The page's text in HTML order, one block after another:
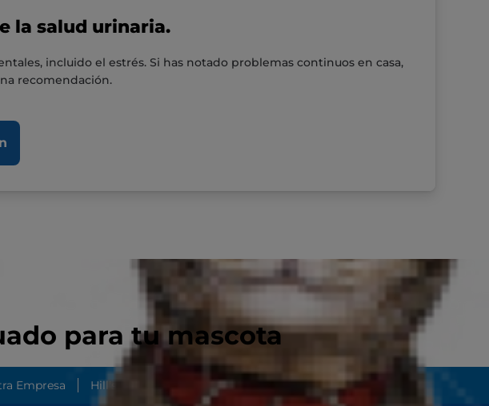
para tu mascota
la salud urinaria.
incluido el estrés. Si has notado problemas continuos en casa,
recomendación.
Empresa Hill's Pet Nutrition - Encuentra El Alimento...